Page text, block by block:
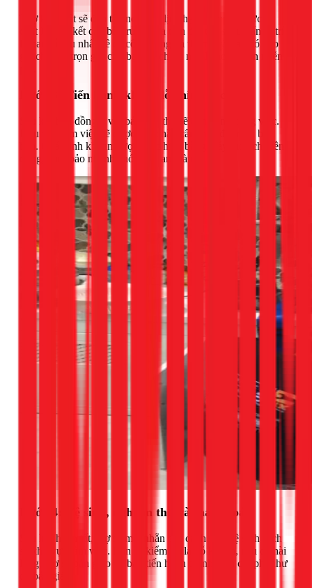
Thợ kỹ thuật sẽ đến tận nơi theo lịch hẹn, kiểm tra thực tế
chất liệu và kết cấu bồn rửa. Dựa trên đó, thợ sẽ tư vấn vị trí
khoan tối ưu nhất về cả công năng và thẩm mỹ, sau đó báo
giá chi tiết, trọn gói cho bạn. Dịch vụ này là hoàn toàn miễn
Bước 3: Tiến hành khoan lỗ chính xác
Sau khi bạn đồng ý với báo giá, thợ sẽ tiến hành công việc.
Khu vực làm việc sẽ được che chắn cẩn thận để tránh bụi
bẩn. Quá trình khoan được thực hiện bằng máy móc chuyên
dụng, đảm bảo nhanh chóng và an toàn.
Bước 4: Vệ sinh, nghiệm thu và thanh toán
Sau khi hoàn tất, thợ sẽ mài nhẵn các cạnh sắc, vệ sinh sạch
sẽ khu vực làm việc. Bạn sẽ kiểm tra lại lỗ khoan, nếu đã hài
lòng, thợ sẽ bàn giao và bạn tiến hành thanh toán chi phí như
đã báo giá.